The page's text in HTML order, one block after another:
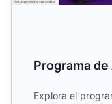
Programa
Explora el